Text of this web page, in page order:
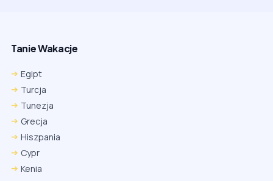
Tanie Wakacje
Egipt
Turcja
Tunezja
Grecja
Hiszpania
Cypr
Kenia